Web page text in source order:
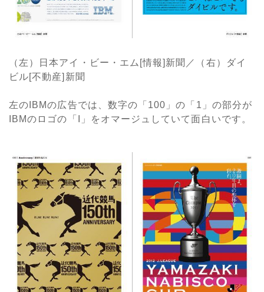
（左）日本アイ・ビー・エム[情報]新聞／（右）ダイ
ビル[不動産]新聞
左のIBMの広告では、数字の「100」の「1」の部分が
IBMのロゴの「I」をオマージュしていて面白いです。